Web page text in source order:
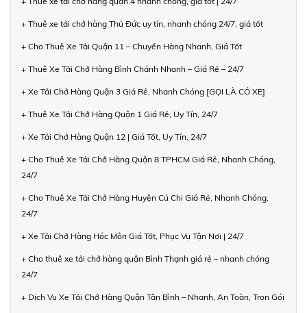
+ Thuê xe tải chở hàng Thủ Đức uy tín, nhanh chóng 24/7, giá tốt
+ Cho Thuê Xe Tải Quận 11 – Chuyển Hàng Nhanh, Giá Tốt
+ Thuê Xe Tải Chở Hàng Bình Chánh Nhanh – Giá Rẻ – 24/7
+ Xe Tải Chở Hàng Quận 3 Giá Rẻ, Nhanh Chóng [GỌI LÀ CÓ XE]
+ Thuê Xe Tải Chở Hàng Quận 1 Giá Rẻ, Uy Tín, 24/7
+ Xe Tải Chở Hàng Quận 12 | Giá Tốt, Uy Tín, 24/7
+ Cho Thuê Xe Tải Chở Hàng Quận 8 TPHCM Giá Rẻ, Nhanh Chóng,
24/7
+ Cho Thuê Xe Tải Chở Hàng Huyện Củ Chi Giá Rẻ, Nhanh Chóng,
24/7
+ Xe Tải Chở Hàng Hóc Môn Giá Tốt, Phục Vụ Tận Nơi | 24/7
+ Cho thuê xe tải chở hàng quận Bình Thạnh giá rẻ – nhanh chóng
24/7
+ Dịch Vụ Xe Tải Chở Hàng Quận Tân Bình – Nhanh, An Toàn, Trọn Gói